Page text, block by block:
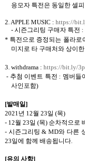
응모자 특전은 동일한 셀
2.APPLE MUSIC : https://
-시즌그리팅 구매자 특전 :
* 특전으로 증정되는 폴라
미지로 타 구매처와 상이
3. withdrama : https://bit.ly/
- 추첨 이벤트 특전 : 멤버들
사인포함)
[발매일]
2021년 12월 23일 (목)
- 12월 23일 (목) 순차적으로
- 시즌그리팅& MD와 다른
23일에 함께 배송됩니다.
[유의 사항]